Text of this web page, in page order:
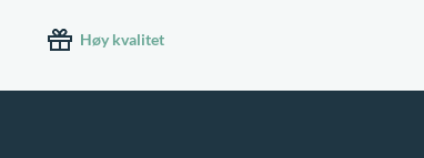
Høy kvalitet